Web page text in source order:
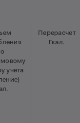
учета
Перерасчет
Гкал.